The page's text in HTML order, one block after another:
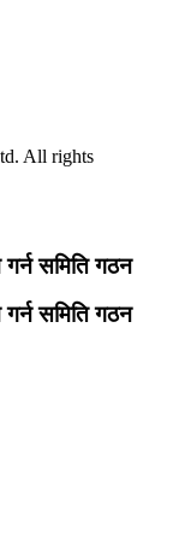
All rights
गर्न समिति गठन
गर्न समिति गठन